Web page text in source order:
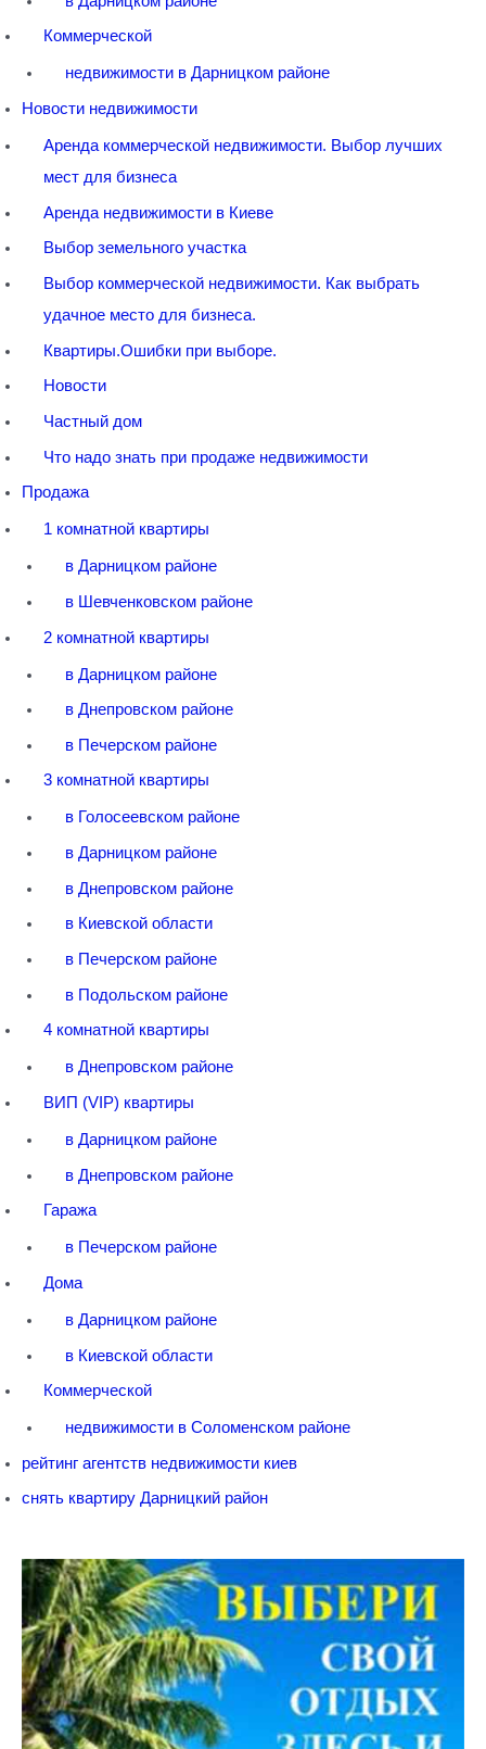
Коммерческой
недвижимости в Дарницком районе
Новости недвижимости
Аренда коммерческой недвижимости. Выбор лучших
мест для бизнеса
Аренда недвижимости в Киеве
Выбор земельного участка
Выбор коммерческой недвижимости. Как выбрать
удачное место для бизнеса.
Квартиры.Ошибки при выборе.
Новости
Частный дом
Что надо знать при продаже недвижимости
Продажа
1 комнатной квартиры
в Дарницком районе
в Шевченковском районе
2 комнатной квартиры
в Дарницком районе
в Днепровском районе
в Печерском районе
3 комнатной квартиры
в Голосеевском районе
в Дарницком районе
в Днепровском районе
в Киевской области
в Печерском районе
в Подольском районе
4 комнатной квартиры
в Днепровском районе
ВИП (VIP) квартиры
в Дарницком районе
в Днепровском районе
Гаража
в Печерском районе
Дома
в Дарницком районе
в Киевской области
Коммерческой
недвижимости в Соломенском районе
рейтинг агентств недвижимости киев
снять квартиру Дарницкий район